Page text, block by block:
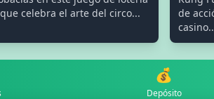
celebra el arte del circo...
de
💰
Depósito